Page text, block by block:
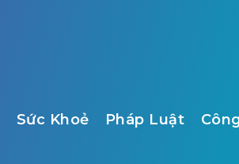
Sức Khoẻ Pháp Luật